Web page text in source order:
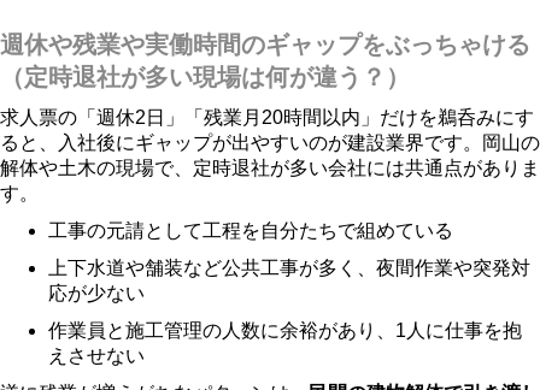
週休や残業や実働時間のギャップをぶっちゃける
（定時退社が多い現場は何が違う？）
求人票の「週休2日」「残業月20時間以内」だけを鵜呑みにす
ると、入社後にギャップが出やすいのが建設業界です。岡山の
解体や土木の現場で、定時退社が多い会社には共通点がありま
す。
工事の元請として工程を自分たちで組めている
上下水道や舗装など公共工事が多く、夜間作業や突発対
応が少ない
作業員と施工管理の人数に余裕があり、1人に仕事を抱
えさせない